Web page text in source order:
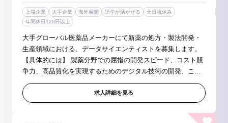
上場企業 大手企業 海外展開 語学が活かせる
土日祝休み
年間休日120日以上
大手グローバル医薬品メーカーにて新薬の処方・製法開発・
生産領域における、データサイエンティストを募集します。
【具体的には】 製薬分野での屈指の開発スピード、コスト競
争力、高品質化を実現するためのデジタル技術の開発、これ
を応用した課題解決を主導します。 ■データサイエンス（数
理統計・機械学習等）...求人詳細を見る